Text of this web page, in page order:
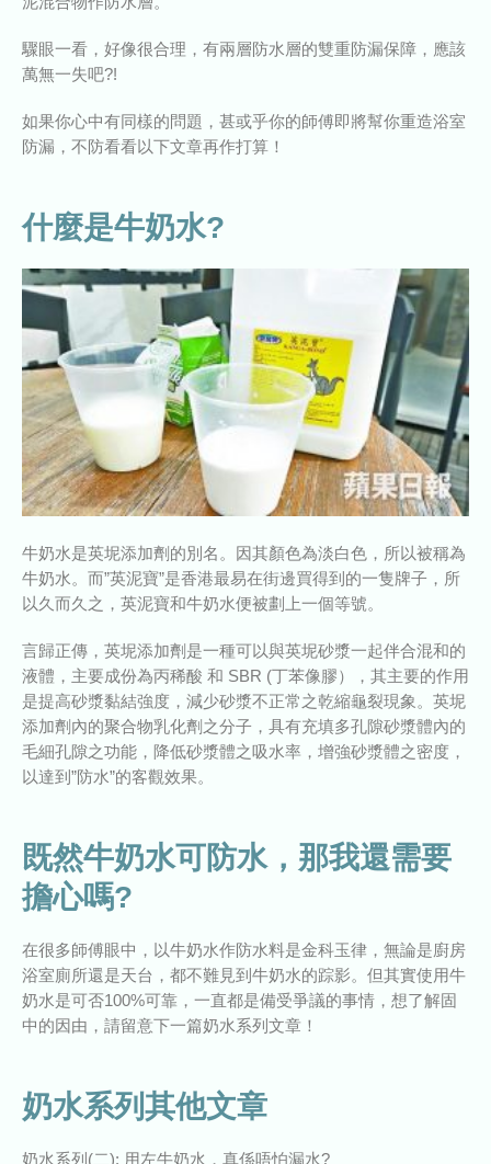
驟眼一看，好像很合理，有兩層防水層的雙重防漏保障，應該
萬無一失吧?!
如果你心中有同樣的問題，甚或乎你的師傅即將幫你重造浴室
防漏，不防看看以下文章再作打算！
什麼是牛奶水?
牛奶水是英坭添加劑的別名。因其顏色為淡白色，所以被稱為
牛奶水。而”英泥寶”是香港最易在街邊買得到的一隻牌子，所
以久而久之，英泥寶和牛奶水便被劃上一個等號。
言歸正傳，英坭添加劑是一種可以與英坭砂漿一起伴合混和的
液體，主要成份為丙稀酸 和 SBR (丁苯像膠），其主要的作用
是提高砂漿黏結強度，減少砂漿不正常之乾縮龜裂現象。英坭
添加劑內的聚合物乳化劑之分子，具有充填多孔隙砂漿體內的
毛細孔隙之功能，降低砂漿體之吸水率，增強砂漿體之密度，
以達到”防水”的客觀效果。
既然牛奶水可防水，那我還需要
擔心嗎?
在很多師傅眼中，以牛奶水作防水料是金科玉律，無論是廚房
浴室廁所還是天台，都不難見到牛奶水的踪影。但其實使用牛
奶水是可否100%可靠，一直都是備受爭議的事情，想了解固
中的因由，請留意下一篇奶水系列文章！
奶水系列其他文章
奶水系列(二): 用左牛奶水，真係唔怕漏水?